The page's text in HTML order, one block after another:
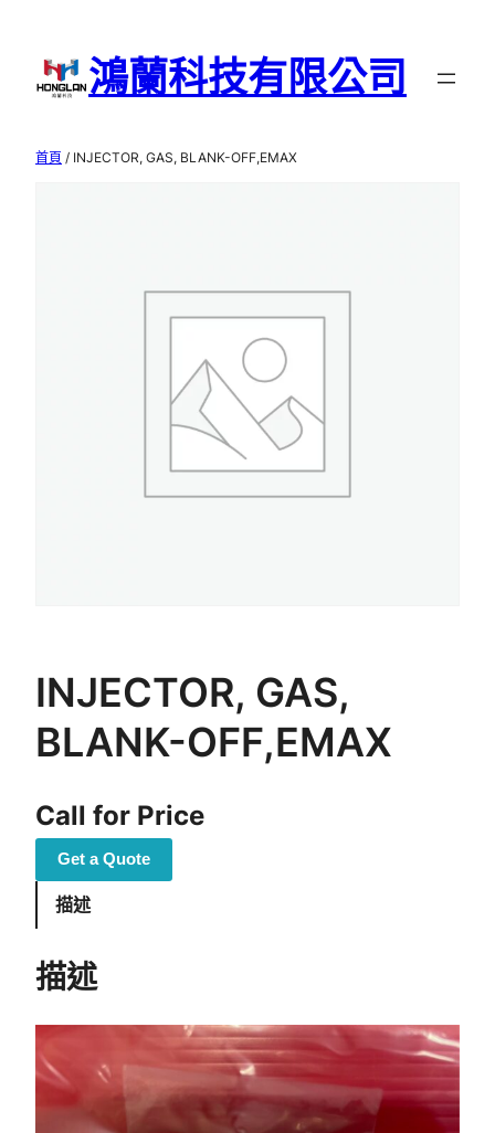
鴻蘭科技有限公司
首頁 / INJECTOR, GAS, BLANK-OFF,EMAX
INJECTOR, GAS,
BLANK-OFF,EMAX
Call for Price
Get a Quote
描述
描述